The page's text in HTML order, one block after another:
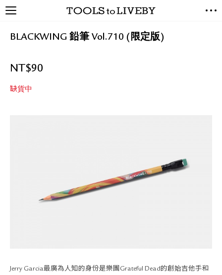
BLACKWING 鉛筆 Vol.710 (限定版)
NT$90
缺貨中
Jerry Garcia最廣為人知的身份是樂團Grateful Dead的創始吉他手和
EXCLUSIVES
LIVING TOOLS
經銷代理商
聯絡我們
網站地圖